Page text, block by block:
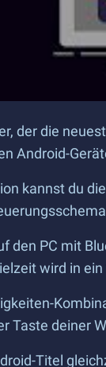
der die
Android-
kannst du
den PC mit
wird in
Taste deiner
Titel